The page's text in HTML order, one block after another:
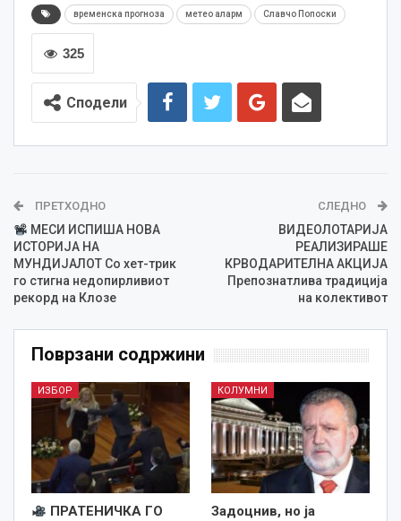
временска прогноза метео аларм Славчо Попоски
325
Сподели
ПРЕТХОДНО
МЕСИ ИСПИША НОВА
ИСТОРИЈА НА
МУНДИЈАЛОТ Со хет-трик
го стигна недопирливиот
рекорд на Клозе
СЛЕДНО
ВИДЕОЛОТАРИЈА
РЕАЛИЗИРАШЕ
КРВОДАРИТЕЛНА АКЦИЈА
Препознатлива традиција
на колективот
Поврзани содржини
ИЗБОР
ПРАТЕНИЧКА ГО
КОЛУМНИ
Задоцнив, но ја